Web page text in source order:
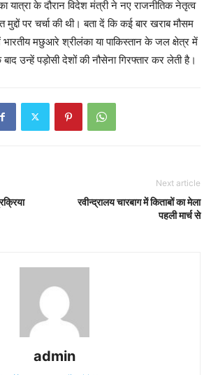
के दौरान विदेश मंत्री ने नए राजनीतिक नेतृत्व
पर चर्चा की थी। बता दें कि कई बार खराब मौसम
मछुआरे श्रीलंका या पाकिस्तान के जल क्षेत्र में
उन्हें पड़ोसी देशों की नौसेना गिरफ्तार कर लेती है।
Next article
रवीन्द्रालय चारबाग में किताबों का मेला
पहली मार्च से
admin